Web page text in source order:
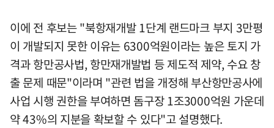
이에 전 후보는 "북항재개발 1단계 랜드마크 부지 3만평
이 개발되지 못한 이유는 6300억원이라는 높은 토지 가
격과 항만공사법, 항만재개발법 등 제도적 제약, 수요 창
출 문제 때문"이라며 "관련 법을 개정해 부산항만공사에
사업 시행 권한을 부여하면 돔구장 1조3000억원 가운데
약 43%의 지분을 확보할 수 있다"고 설명했다.